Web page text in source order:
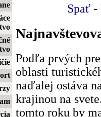
Spať -
Podľa prvých
oblasti
naďalej ostáva
krajinou na
tomto roku by